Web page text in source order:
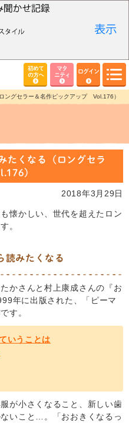
初めて
の方へ
マタ
ニティ
ログイン
ングセラー＆名作ピックアップ Vol.176）
たくなる（ロングセラ
）
2018年3月29日
懐かしい、世代を超えたロン
。
読みたくなる
かさんと村上康成さんの『お
年に出版された、「ピーマ
す。
いうことは
が小さくなること、新しい歯
いこと…。「おおきくなるっ